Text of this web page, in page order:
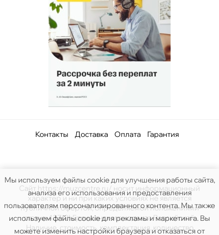
Контакты Доставка Оплата Гарантия
Сайт https://muzcentre.ru/ носит информационный
характер и ни при каких условиях не является
публичной офертой, определяемой положениями
статьи 437(2) Гражданского кодекса Российской.
Наличие, стоимость, комплектация, количество
Мы используем файлы cookie для улучшения работы сайта,
анализа его использования и предоставления
пользователям персонализированного контента. Мы также
используем файлы cookie для рекламы и маркетинга. Вы
можете изменить настройки браузера и отказаться от